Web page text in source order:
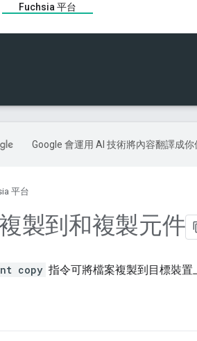
Fuchsia 平台
Google 會運用 AI 技術將內容翻譯成你
平台
製到和複製元件
copy 指令可將檔案複製到目標裝置